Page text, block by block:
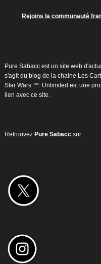
Rejoins la communauté
Pure Sabacc est un site web
s'agit du blog de la chaine Les
Star Wars ™: Unlimited est une
lien avec ce site.
Retrouvez Pure Sabacc sur :